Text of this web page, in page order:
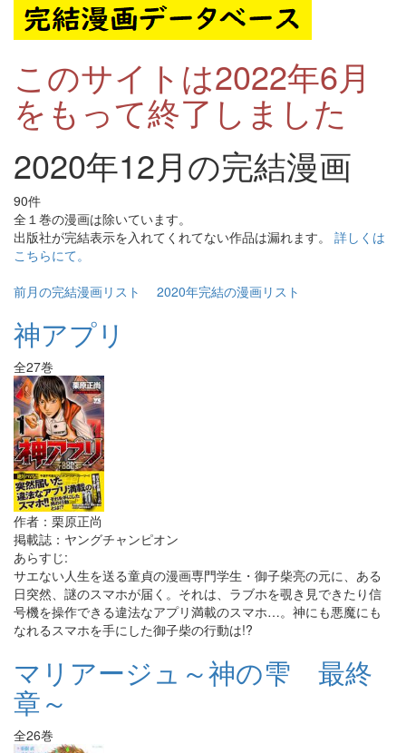
このサイトは2022年6月
をもって終了しました
2020年12月の完結漫画
90件
全１巻の漫画は除いています。
出版社が完結表示を入れてくれてない作品は漏れます。 詳しくは
こちらにて。
前月の完結漫画リスト
2020年完結の漫画リスト
神アプリ
全27巻
作者：栗原正尚
掲載誌：ヤングチャンピオン
あらすじ:
サエない人生を送る童貞の漫画専門学生・御子柴亮の元に、ある
日突然、謎のスマホが届く。それは、ラブホを覗き見できたり信
号機を操作できる違法なアプリ満載のスマホ…。神にも悪魔にも
なれるスマホを手にした御子柴の行動は!?
マリアージュ～神の雫 最終
章～
全26巻